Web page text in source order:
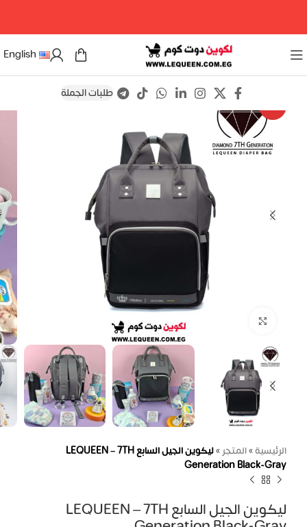
English
طلبات الجملة
الرئيسية»المتجر »
ليكوين الجيل السابع LEQUEEN – 7TH
Generation Black-Gray
ليكوين الجيل السابع LEQUEEN – 7TH